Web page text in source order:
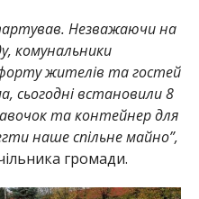
Незважаючи на
комунальники
жителів та гостей
сьогодні встановили 8
та контейнер для
наше спільне майно”,
громади.